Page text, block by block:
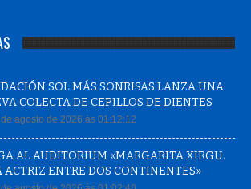
SOL MÁS SONRISAS LANZA UNA
COLECTA DE CEPILLOS DE DIENTES
agosto de 2026 às 01:12:12
AL AUDITORIUM «MARGARITA XIRGU.
ACTRIZ ENTRE DOS CONTINENTES»